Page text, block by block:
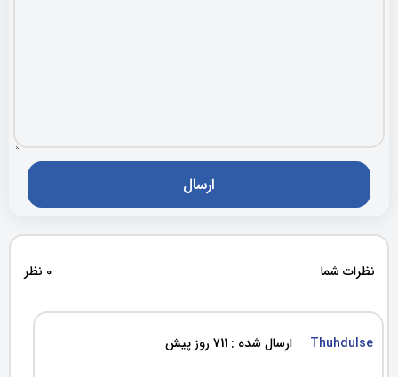
نظرات شما 0 نظر
Thuhdulse ارسال شده : 711 روز پیش